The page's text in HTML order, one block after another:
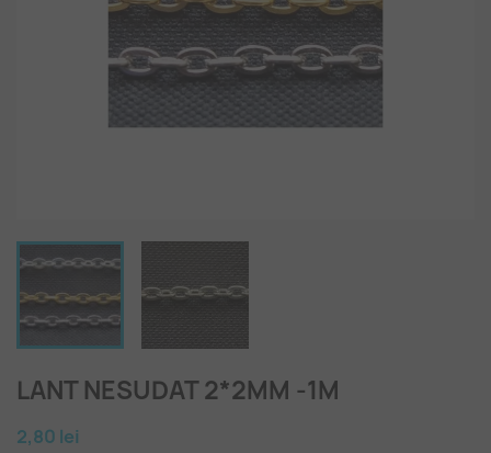
LANT NESUDAT 2*2MM -1M
2,80 lei